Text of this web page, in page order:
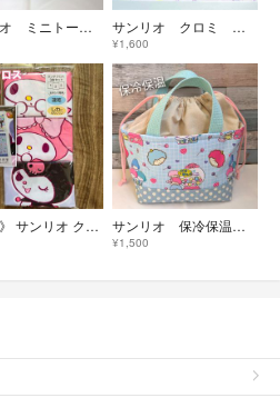
サンリオ ミニトートバック お弁当袋 ハンドメイド サンリオ クロミ お弁当袋 コップ袋 ランチョンマット
¥1,600
《新品》 サンリオ クロミ マイメロ ランチクロス 3枚 サンリオ 保冷保温 ゴロピカドン ミニトートバック お弁当袋 ハンドメイド
¥1,500